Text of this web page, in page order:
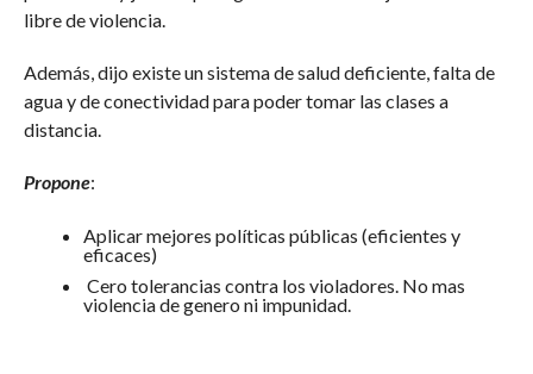
libre de violencia.
Además, dijo existe un sistema de salud deficiente, falta de
agua y de conectividad para poder tomar las clases a
distancia.
Propone:
Aplicar mejores políticas públicas (eficientes y
eficaces)
Cero tolerancias contra los violadores. No mas
violencia de genero ni impunidad.